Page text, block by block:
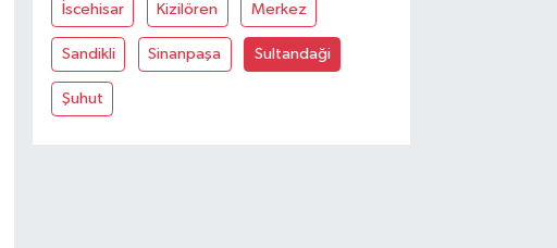
İscehisar Kizilören Merkez
Sandikli Sinanpaşa Sultandaği
Şuhut